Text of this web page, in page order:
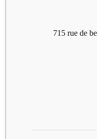
715 rue de